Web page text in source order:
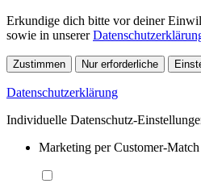
Erkundige dich bitte vor deiner
sowie in unserer
Zustimmen Nur erforderliche
Datenschutzerklärung
Individuelle Datenschutz-
Marketing per Customer-Match